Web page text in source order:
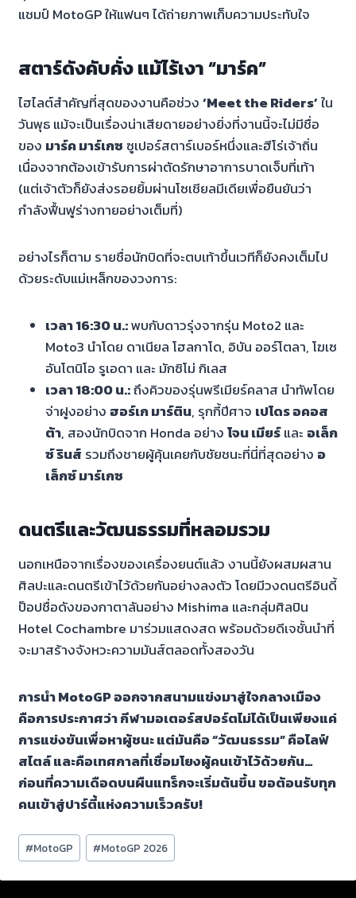
แชมป์ MotoGP ให้แฟนๆ ได้ถ่ายภาพเก็บความประทับใจ
สตาร์ดังคับคั่ง แม้ไร้เงา “มาร์ค”
ไฮไลต์สำคัญที่สุดของงานคือช่วง‘Meet the Riders’ใน
วันพุธ แม้จะเป็นเรื่องน่าเสียดายอย่างยิ่งที่งานนี้จะไม่มีชื่อ
ของ มาร์ค มาร์เกซ ซูเปอร์สตาร์เบอร์หนึ่งและฮีโร่เจ้าถิ่น
เนื่องจากต้องเข้ารับการผ่าตัดรักษาอาการบาดเจ็บที่เท้า
(แต่เจ้าตัวก็ยังส่งรอยยิ้มผ่านโซเชียลมีเดียเพื่อยืนยันว่า
กำลังฟื้นฟูร่างกายอย่างเต็มที่)
อย่างไรก็ตาม รายชื่อนักบิดที่จะตบเท้าขึ้นเวทีก็ยังคงเต็มไป
ด้วยระดับแม่เหล็กของวงการ:
เวลา 16:30 น.:พบกับดาวรุ่งจากรุ่น Moto2 และ
Moto3 นำโดย ดาเนียล โฮลกาโด, อิบัน ออร์โตลา, โฆเซ
อันโตนิโอ รูเอดา และ มักซิโม่ กิเลส
เวลา 18:00 น.:ถึงคิวของรุ่นพรีเมียร์คลาส นำทัพโดย
จ่าฝูงอย่าง ฮอร์เก มาร์ติน, รุกกี้ปีศาจ เปโดร อคอส
ต้า, สองนักบิดจาก Honda อย่างโจน เมียร์และ อเล็ก
ซ์ รินส์ รวมถึงชายผู้คุ้นเคยกับชัยชนะที่นี่ที่สุดอย่าง อ
เล็กซ์ มาร์เกซ
ดนตรีและวัฒนธรรมที่หลอมรวม
นอกเหนือจากเรื่องของเครื่องยนต์แล้ว งานนี้ยังผสมผสาน
ศิลปะและดนตรีเข้าไว้ด้วยกันอย่างลงตัว โดยมีวงดนตรีอินดี้
ป็อปชื่อดังของกาตาลันอย่าง Mishima และกลุ่มศิลปิน
Hotel Cochambre มาร่วมแสดงสด พร้อมด้วยดีเจชั้นนำที่
จะมาสร้างจังหวะความมันส์ตลอดทั้งสองวัน
การนำ MotoGP ออกจากสนามแข่งมาสู่ใจกลางเมือง
คือการประกาศว่า กีฬามอเตอร์สปอร์ตไม่ได้เป็นเพียงแค่
การแข่งขันเพื่อหาผู้ชนะ แต่มันคือ “วัฒนธรรม” คือไลฟ์
สไตล์ และคือเทศกาลที่เชื่อมโยงผู้คนเข้าไว้ด้วยกัน…
ก่อนที่ความเดือดบนผืนแทร็กจะเริ่มต้นขึ้น ขอต้อนรับทุก
คนเข้าสู่ปาร์ตี้แห่งความเร็วครับ!
Post
Tags:
#MotoGP #MotoGP 2026